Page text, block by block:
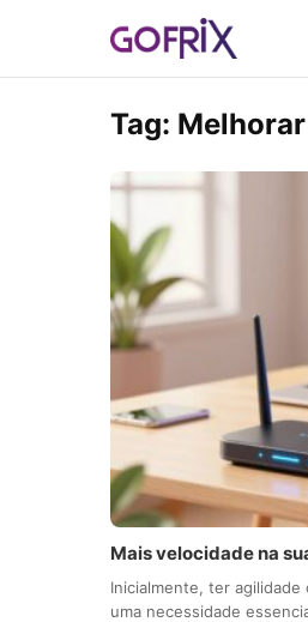
Tag:
Mais velocidade na
Inicialmente, ter agilidade
uma necessidade